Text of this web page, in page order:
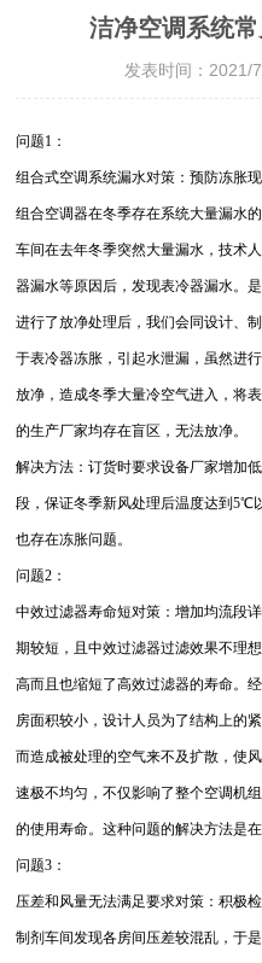
洁净空调系统
发表时间：
问题1：
组合式空调系统漏水对策：预防冻胀
组合空调器在冬季存在系统大量漏水
车间在去年冬季突然大量漏水，技术
器漏水等原因后，发现表冷器漏水。
进行了放净处理后，我们会同设计、
于表冷器冻胀，引起水泄漏，虽然进
放净，造成冬季大量冷空气进入，将
的生产厂家均存在盲区，无法放净。
解决方法：订货时要求设备厂家增加
段，保证冬季新风处理后温度达到5℃
也存在冻胀问题。
问题2：
中效过滤器寿命短对策：增加均流段
期较短，且中效过滤器过滤效果不理
高而且也缩短了高效过滤器的寿命。
房面积较小，设计人员为了结构上的
而造成被处理的空气来不及扩散，使
速极不均匀，不仅影响了整个空调机
的使用寿命。这种问题的解决方法是
问题3：
压差和风量无法满足要求对策：积极
制剂车间发现各房间压差较混乱，于